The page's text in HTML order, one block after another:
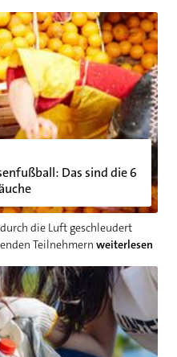
Das sind die 6
die Luft geschleudert
Teilnehmern weiterlesen
Das sind die 6
Kunststoffe